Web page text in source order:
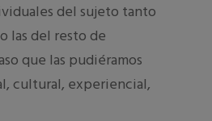
del sujeto tanto
las del resto de
que las pudiéramos
cultural, experiencial,